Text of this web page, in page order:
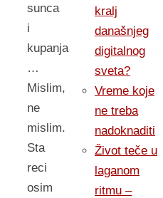
sunca
i
kupanja
…
Mislim,
ne
mislim.
Sta
reci
osim
kralj
današnjeg
digitalnog
sveta?
Vreme koje
ne treba
nadoknaditi
Život teče u
laganom
ritmu –